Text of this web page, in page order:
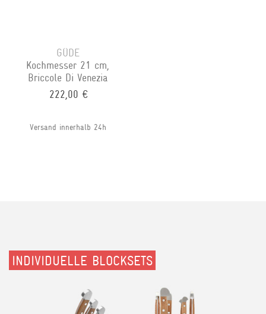
GÜDE
Kochmesser 21 cm,
Briccole Di Venezia
222,00 €
Versand innerhalb 24h
INDIVIDUELLE BLOCKSETS